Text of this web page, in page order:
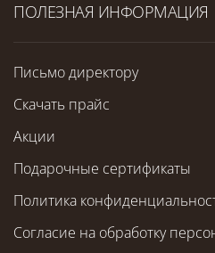
ПОЛЕЗНАЯ ИНФОРМАЦИЯ
Письмо директору
Скачать прайс
Акции
Подарочные сертификаты
Политика
Согласие на обработку